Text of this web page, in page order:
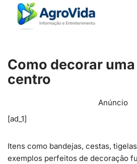
Pular
conteúdo
Como decorar
centro
Anúncio
[ad_1]
Itens como bandejas, cestas,
exemplos perfeitos de decoração